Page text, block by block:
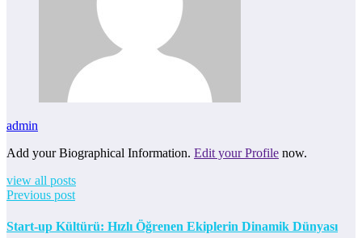
admin
Add your Biographical Information. Edit your Profile now.
view all posts
Previous post
Start-up Kültürü: Hızlı Öğrenen Ekiplerin Dinamik Dünyası